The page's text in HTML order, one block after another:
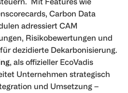
Carbon Data
adressiert CAM
Risikobewertungen und
dezidierte Dekarbonisierung.
, als offizieller EcoVadis
Unternehmen strategisch
und Umsetzung –